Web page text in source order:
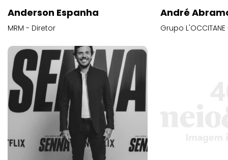
Anderson Espanha
MRM - Diretor
André
Grupo